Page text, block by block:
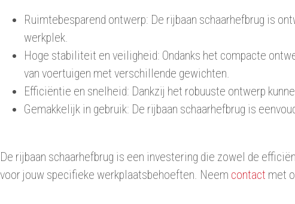
Ruimtebesparend ontwerp: De rijbaan schaarhefbrug is
werkplek.
Hoge stabiliteit en veiligheid: Ondanks het compacte
van voertuigen met verschillende gewichten.
Efficiëntie en snelheid: Dankzij het robuuste ontwerp
Gemakkelijk in gebruik: De rijbaan schaarhefbrug is
De rijbaan schaarhefbrug is een investering die zowel de
voor jouw specifieke werkplaatsbehoeften. Neem contact met